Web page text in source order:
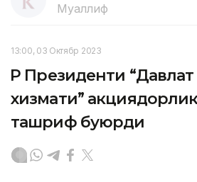
Муаллиф
13:00, 03 Октябр 2023
ҚР Президенти
хизмати”
ташриф буюрди